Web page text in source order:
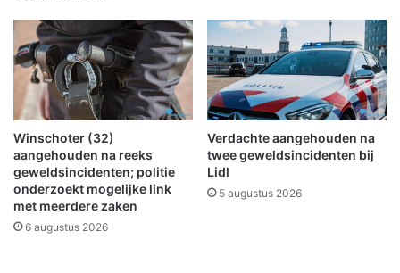
e
n
m
a
v
e
r
d
e
H
a
Winschoter (32)
aangehouden na reeks
geweldsincidenten; politie
onderzoekt mogelijke link
met meerdere zaken
6 augustus 2026
Verdachte aangehouden na
twee geweldsincidenten bij
Lidl
5 augustus 2026